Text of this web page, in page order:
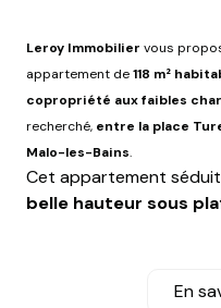
Leroy Immobilier vous
appartement de118 m²
copropriété aux faibles
recherché, entre la place
Malo-les-Bains.
Cet appartement
belle hauteur sous
En